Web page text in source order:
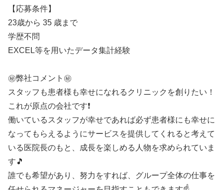
【応募条件】
23歳から 35 歳まで
学歴不問
EXCEL等を用いたデータ集計経験
㊙️弊社コメント㊙️
スタッフも患者様も幸せになれるクリニックを創りたい！
これが原点の会社です❗
働いているスタッフが幸せであれば必ず患者様にも幸せに
なってもらえるようにサービスを提供してくれると考えて
いる医院長のもと、成長を楽しめる人物を求められていま
す🎵
誰でも希望があり、努力をすれば、グループ全体の仕事を